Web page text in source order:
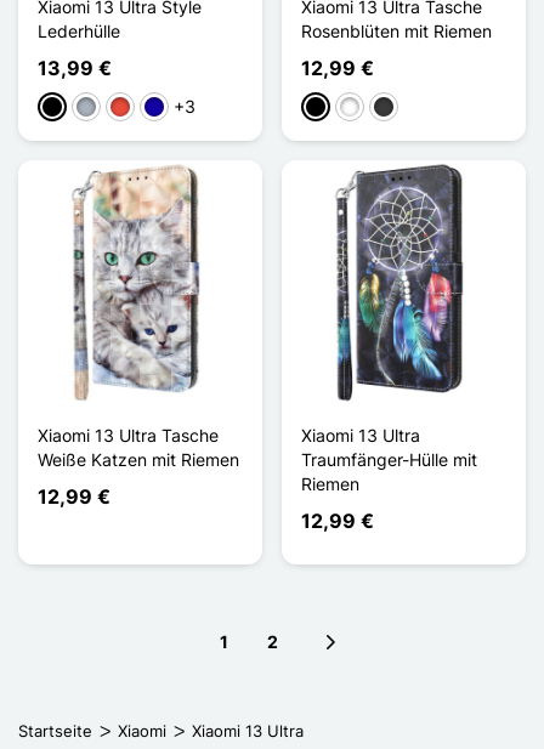
Xiaomi 13 Ultra Style
Lederhülle
13,99 €
Schwarz
GrauRot Dunkelblau
+3
Xiaomi 13 Ultra Tasche
Rosenblüten mit Riemen
12,99 €
Schwarz
WeißDunkelgrau
Xiaomi 13 Ultra Tasche
Weiße Katzen mit Riemen
12,99 €
Xiaomi 13 Ultra
Traumfänger-Hülle mit
Riemen
12,99 €
1 2
Startseite Xiaomi Xiaomi 13 Ultra